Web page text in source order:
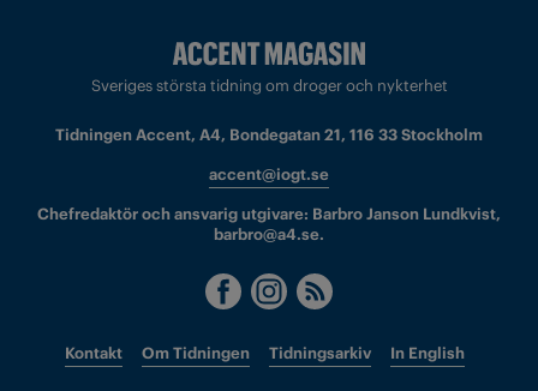
Sveriges största tidning om droger och nykterhet
Tidningen Accent, A4, Bondegatan 21, 116 33 Stockholm
accent@iogt.se
Chefredaktör och ansvarig utgivare: Barbro Janson Lundkvist,
barbro@a4.se.
Kontakt Om Tidningen Tidningsarkiv In English